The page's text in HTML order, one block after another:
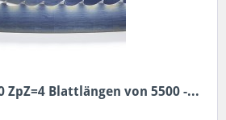
ZpZ=4 Blattlängen von 5500 -...